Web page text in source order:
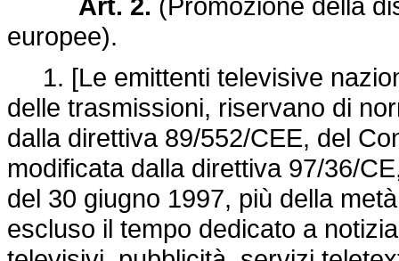
europee).
1. [Le emittenti televisive
delle trasmissioni, riservano di
dalla direttiva 89/552/CEE, del
modificata dalla direttiva 97/36/
del 30 giugno 1997, più della
escluso il tempo dedicato a